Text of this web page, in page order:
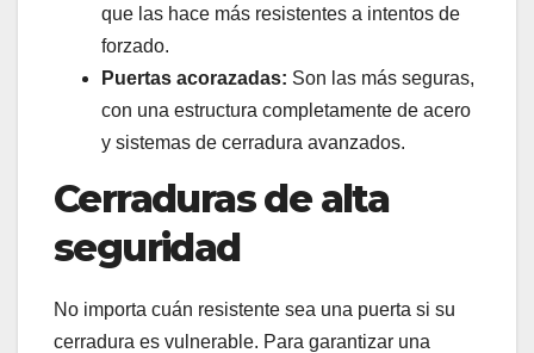
que las hace más resistentes a intentos de
forzado.
Puertas acorazadas: Son las más seguras,
con una estructura completamente de acero
y sistemas de cerradura avanzados.
Cerraduras de alta
seguridad
No importa cuán resistente sea una puerta si su
cerradura es vulnerable. Para garantizar una